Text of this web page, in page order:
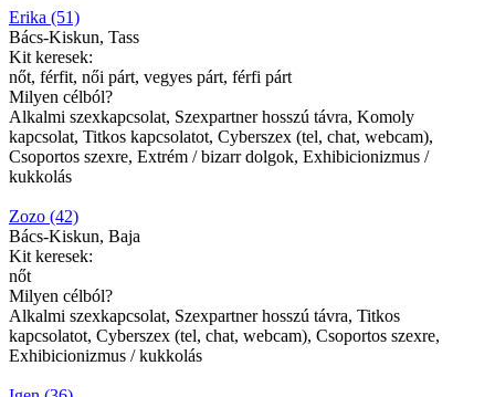
Erika (51)
Bács-Kiskun, Tass
Kit keresek:
nőt, férfit, női párt, vegyes párt, férfi párt
Milyen célból?
Alkalmi szexkapcsolat, Szexpartner hosszú távra, Komoly
kapcsolat, Titkos kapcsolatot, Cyberszex (tel, chat, webcam),
Csoportos szexre, Extrém / bizarr dolgok, Exhibicionizmus /
kukkolás
Zozo (42)
Bács-Kiskun, Baja
Kit keresek:
nőt
Milyen célból?
Alkalmi szexkapcsolat, Szexpartner hosszú távra, Titkos
kapcsolatot, Cyberszex (tel, chat, webcam), Csoportos szexre,
Exhibicionizmus / kukkolás